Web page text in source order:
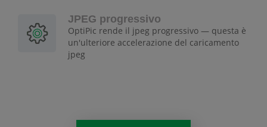
JPEG progressivo
OptiPic rende il jpeg progressivo — questa è
un'ulteriore accelerazione del caricamento
jpeg